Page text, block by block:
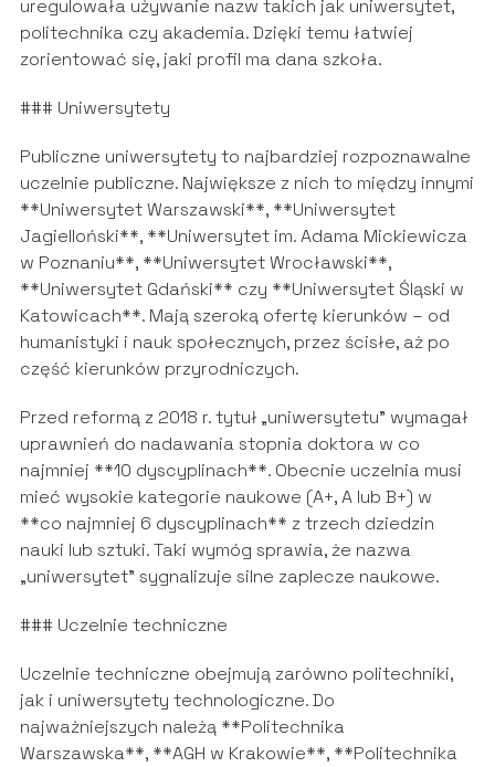
uregulowała używanie nazw takich jak uniwersytet,
politechnika czy akademia. Dzięki temu łatwiej
zorientować się, jaki profil ma dana szkoła.
### Uniwersytety
Publiczne uniwersytety to najbardziej rozpoznawalne
uczelnie publiczne. Największe z nich to między innymi
**Uniwersytet Warszawski**, **Uniwersytet
Jagielloński**, **Uniwersytet im. Adama Mickiewicza
w Poznaniu**, **Uniwersytet Wrocławski**,
**Uniwersytet Gdański** czy **Uniwersytet Śląski w
Katowicach**. Mają szeroką ofertę kierunków – od
humanistyki i nauk społecznych, przez ścisłe, aż po
część kierunków przyrodniczych.
Przed reformą z 2018 r. tytuł „uniwersytetu” wymagał
uprawnień do nadawania stopnia doktora w co
najmniej **10 dyscyplinach**. Obecnie uczelnia musi
mieć wysokie kategorie naukowe (A+, A lub B+) w
**co najmniej 6 dyscyplinach** z trzech dziedzin
nauki lub sztuki. Taki wymóg sprawia, że nazwa
„uniwersytet” sygnalizuje silne zaplecze naukowe.
### Uczelnie techniczne
Uczelnie techniczne obejmują zarówno politechniki,
jak i uniwersytety technologiczne. Do
najważniejszych należą **Politechnika
Warszawska**, **AGH w Krakowie**, **Politechnika